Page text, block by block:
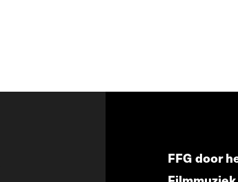
FFG door